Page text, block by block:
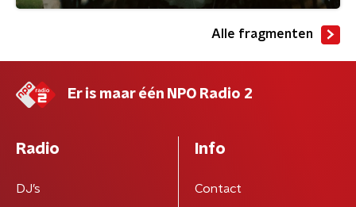
Alle fragmenten
Er is maar één NPO Radio 2
Radio
DJ’s
Info
Contact